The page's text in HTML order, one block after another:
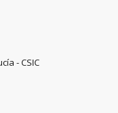
- CSIC